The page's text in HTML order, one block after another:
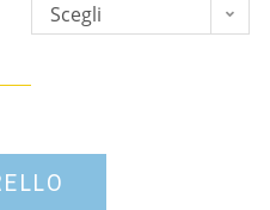
Scegli